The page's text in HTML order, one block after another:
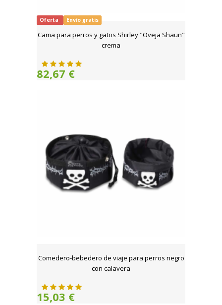
Oferta Envío gratis
Cama para perros y gatos Shirley "Oveja Shaun"
crema
82,67 €
Comedero-bebedero de viaje para perros negro
con calavera
15,03 €